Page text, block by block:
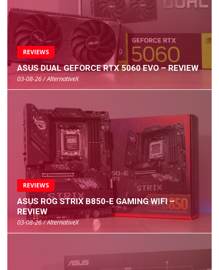
REVIEWS
ASUS DUAL GEFORCE RTX 5060 EVO – REVIEW
03-08-26 / AlternativeX
REVIEWS
ASUS ROG STRIX B850-E GAMING WIFI –
REVIEW
03-08-26 / AlternativeX